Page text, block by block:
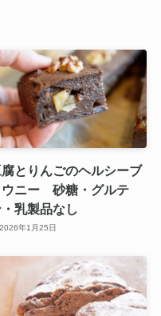
とりんごのヘルシーブ
ウニー 砂糖・グルテ
・乳製品なし
2026年1月25日